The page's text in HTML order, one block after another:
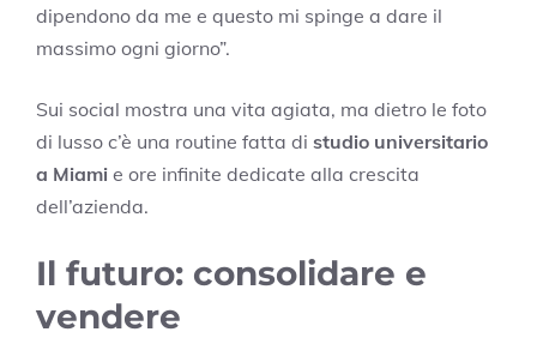
dipendono da me e questo mi spinge a dare il
massimo ogni giorno”.
Sui social mostra una vita agiata, ma dietro le foto
di lusso c’è una routine fatta di studio universitario
a Miami e ore infinite dedicate alla crescita
dell’azienda.
Il futuro: consolidare e
vendere